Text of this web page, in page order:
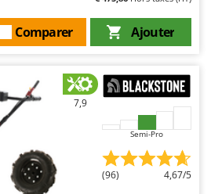
Ajouter
Comparer
7,9
Semi-Pro
(96) 4,67/5